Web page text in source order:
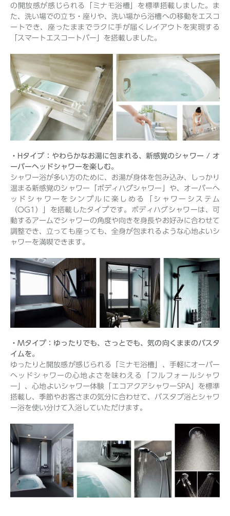
の開放感が感じられる「ミナモ浴槽」を標準搭載しました。ま
た、洗い場での立ち・座りや、洗い場から浴槽への移動をエスコ
ートでき、座ったままでラクに手が届くレイアウトを実現する
「スマートエスコートバー」を搭載しました。
・Hタイプ：やわらかなお湯に包まれる、新感覚のシャワー / オ
ーバーヘッドシャワーを楽しむ。
シャワー浴が多い方のために、お湯が身体を包み込み、しっかり
温まる新感覚のシャワー「ボディハグシャワー」や、オーバーヘ
ッドシャワーをシンプルに楽しめる「シャワーシステム
（OG1）」を搭載したタイプです。ボディハグシャワーは、可
動するアームでシャワーの角度や向きを身長やお好みに合わせて
調整でき、立っても座っても、全身が包まれるような心地よいシ
ャワーを満喫できます。
・Mタイプ：ゆったりでも、さっとでも、気の向くままのバスタ
イムを。
ゆったりと開放感が感じられる「ミナモ浴槽」、手軽にオーバー
ヘッドシャワーの心地よさを味わえる「フルフォールシャワ
ー」、心地よいシャワー体験「エコアクアシャワーSPA」を標準
搭載し、季節やお客さまの気分に合わせて、バスタブ浴とシャワ
ー浴を使い分けて入浴していただけます。